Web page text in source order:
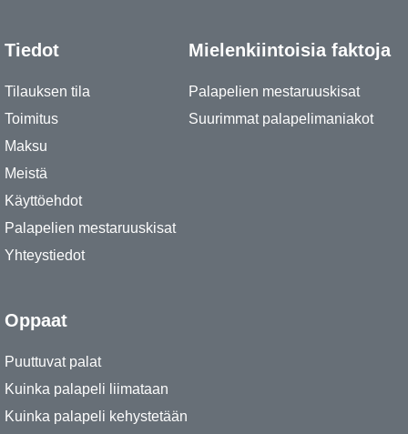
Tiedot
Tilauksen tila
Toimitus
Maksu
Meistä
Käyttöehdot
Palapelien mestaruuskisat
Yhteystiedot
Mielenkiintoisia faktoja
Palapelien mestaruuskisat
Suurimmat palapelimaniakot
Oppaat
Puuttuvat palat
Kuinka palapeli liimataan
Kuinka palapeli kehystetään